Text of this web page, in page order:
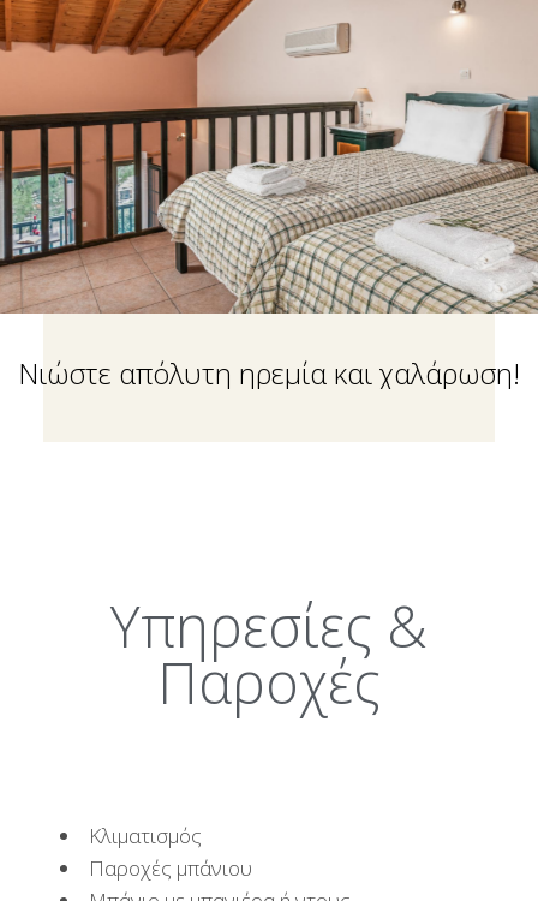
Νιώστε απόλυτη ηρεμία και χαλάρωση!
Υπηρεσίες &
Παροχές
Κλιματισμός
Παροχές μπάνιου